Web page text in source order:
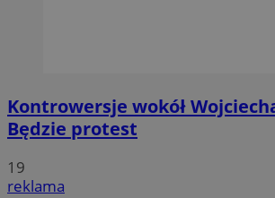
Kontrowersje wokół
Będzie protest
19
reklama